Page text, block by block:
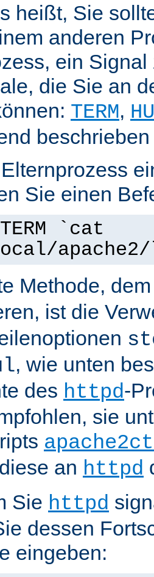
heißt, Sie
anderen
ein
die Sie an
TERM,
Sie einen
`cat
Methode,
ist die
, wie unten
des httpd-
sie
an httpd
Sie httpd
dessen
eingeben: